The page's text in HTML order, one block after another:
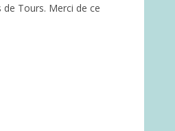
de Tours. Merci de ce